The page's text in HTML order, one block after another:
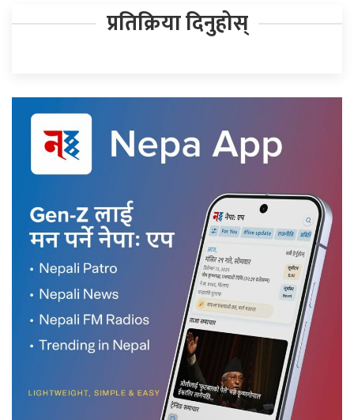
प्रतिक्रिया दिनुहोस्